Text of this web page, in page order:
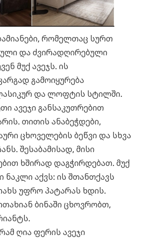
რომელთაც სურთ
და ძვირადღირებული
მუქ ავეჯს. ის
გამოიყურება
და ლოფტის სტილში.
ავეჯი განსაკუთრებით
თითის ანაბეჭდები,
ცხოველების ბეწვი და სხვა
შესაბამისად, მისი
ხშირად დაგჭირდებათ. მუქ
ნაკლი აქვს: ის შთანთქავს
უფრო პატარას ხდის.
ბინაში ცხოვრობთ,
ღია ფერის ავეჯი